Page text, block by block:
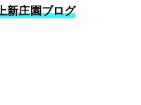
新庄園ブログ